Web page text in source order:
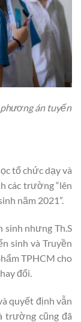
án tuyển
tổ chức dạy và
các trường “lên
năm 2021”.
nhưng Th.S
sinh và Truyền
TPHCM cho
đổi.
quyết định vẫn
trường cũng đã